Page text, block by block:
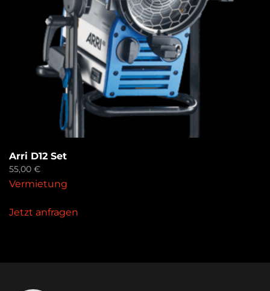
Arri D12 Set
55,00 €
Vermietung
Jetzt anfragen